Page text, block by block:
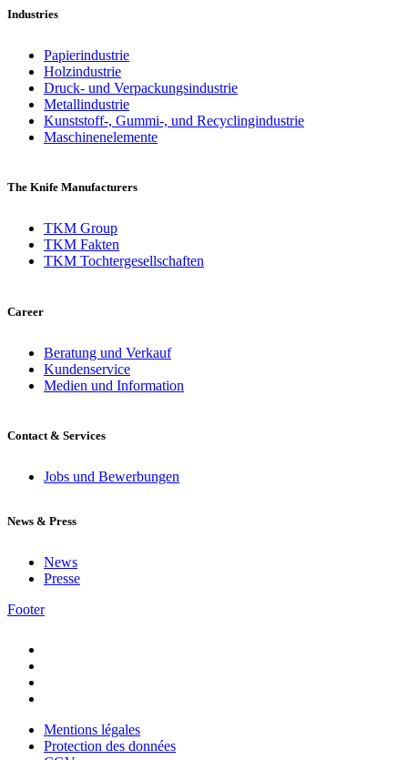
Industries
Papierindustrie
Holzindustrie
Druck- und Verpackungsindustrie
Metallindustrie
Kunststoff-, Gummi-, und Recyclingindustrie
Maschinenelemente
The Knife Manufacturers
TKM Group
TKM Fakten
TKM Tochtergesellschaften
Career
Beratung und Verkauf
Kundenservice
Medien und Information
Contact & Services
Jobs und Bewerbungen
News & Press
News
Presse
Footer
Mentions légales
Protection des données